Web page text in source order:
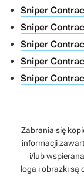
Sniper
Sniper
Sniper
Sniper
Sniper
Zabrania się
informacji
i/lub
loga i obrazki są